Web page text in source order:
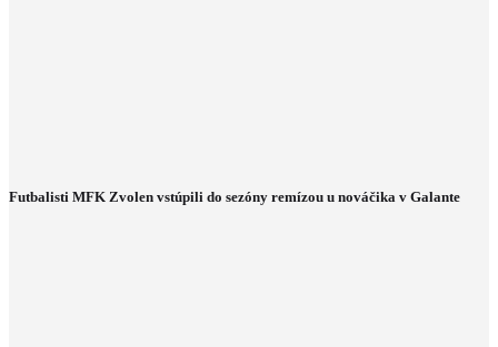
Futbalisti MFK Zvolen vstúpili do sezóny remízou u nováčika v Galante